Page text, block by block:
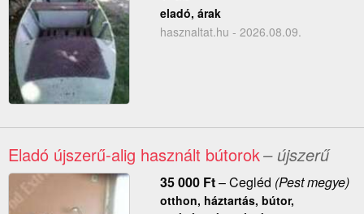
eladó, árak
hasznaltat.hu - 2026.08.09.
Eladó újszerű-alig használt bútorok– újszerű
35 000 Ft–Cegléd (Pest megye)
otthon, háztartás, bútor,